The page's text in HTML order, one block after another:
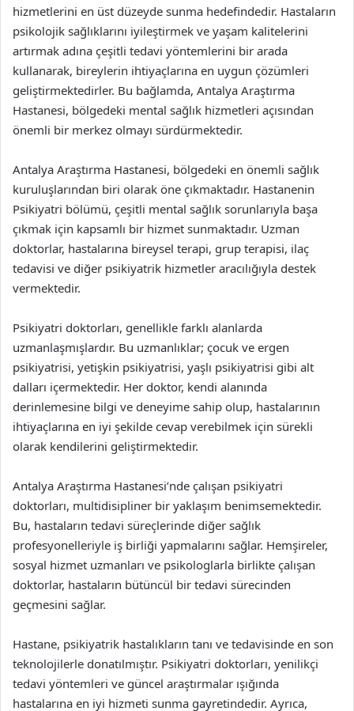
hizmetlerini en üst düzeyde sunma hedefindedir. Hastaların
psikolojik sağlıklarını iyileştirmek ve yaşam kalitelerini
artırmak adına çeşitli tedavi yöntemlerini bir arada
kullanarak, bireylerin ihtiyaçlarına en uygun çözümleri
geliştirmektedirler. Bu bağlamda, Antalya Araştırma
Hastanesi, bölgedeki mental sağlık hizmetleri açısından
önemli bir merkez olmayı sürdürmektedir.
Antalya Araştırma Hastanesi, bölgedeki en önemli sağlık
kuruluşlarından biri olarak öne çıkmaktadır. Hastanenin
Psikiyatri bölümü, çeşitli mental sağlık sorunlarıyla başa
çıkmak için kapsamlı bir hizmet sunmaktadır. Uzman
doktorlar, hastalarına bireysel terapi, grup terapisi, ilaç
tedavisi ve diğer psikiyatrik hizmetler aracılığıyla destek
vermektedir.
Psikiyatri doktorları, genellikle farklı alanlarda
uzmanlaşmışlardır. Bu uzmanlıklar; çocuk ve ergen
psikiyatrisi, yetişkin psikiyatrisi, yaşlı psikiyatrisi gibi alt
dalları içermektedir. Her doktor, kendi alanında
derinlemesine bilgi ve deneyime sahip olup, hastalarının
ihtiyaçlarına en iyi şekilde cevap verebilmek için sürekli
olarak kendilerini geliştirmektedir.
Antalya Araştırma Hastanesi’nde çalışan psikiyatri
doktorları, multidisipliner bir yaklaşım benimsemektedir.
Bu, hastaların tedavi süreçlerinde diğer sağlık
profesyonelleriyle iş birliği yapmalarını sağlar. Hemşireler,
sosyal hizmet uzmanları ve psikologlarla birlikte çalışan
doktorlar, hastaların bütüncül bir tedavi sürecinden
geçmesini sağlar.
Hastane, psikiyatrik hastalıkların tanı ve tedavisinde en son
teknolojilerle donatılmıştır. Psikiyatri doktorları, yenilikçi
tedavi yöntemleri ve güncel araştırmalar ışığında
hastalarına en iyi hizmeti sunma gayretindedir. Ayrıca,